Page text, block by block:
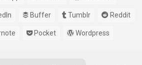
Buffer Tumblr Reddit
Pocket Wordpress